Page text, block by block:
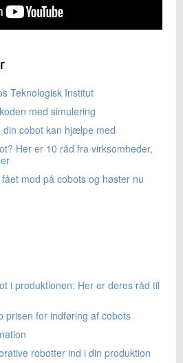
Teknologisk Institut
med simulering
din cobot kan hjælpe med
Her er 10 råd fra virksomheder,
mod på cobots og høster nu
i produktionen: Her er deres råd til
prisen for indføring af cobots
robotter ind i din produktion